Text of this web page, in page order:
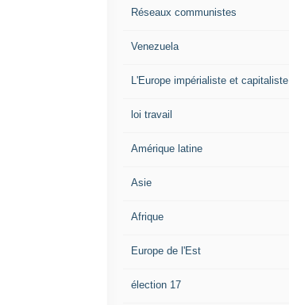
Réseaux communistes
Venezuela
L'Europe impérialiste et capitaliste
loi travail
Amérique latine
Asie
Afrique
Europe de l'Est
élection 17